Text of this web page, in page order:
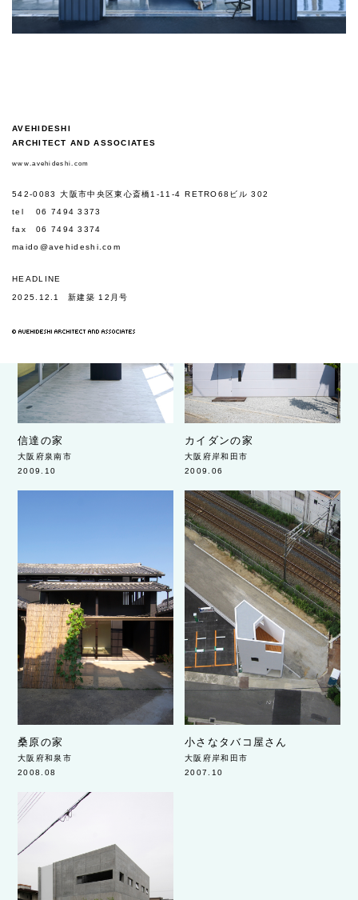
AVEHIDESHI
ARCHITECT AND ASSOCIATES
www.avehideshi.com
542-0083 大阪市中央区東心斎橋1-11-4 RETRO68ビル 302
tel
06 7494 3373
fax
06 7494 3374
maido@avehideshi.com
HEADLINE
2025.12.1 新建築 12月号
箕面森町の家
信達の家
大阪府泉南市
2009.10
カイダンの家
大阪府岸和田市
2009.06
桑原の家
大阪府和泉市
2008.08
小さなタバコ屋さん
大阪府岸和田市
2007.10